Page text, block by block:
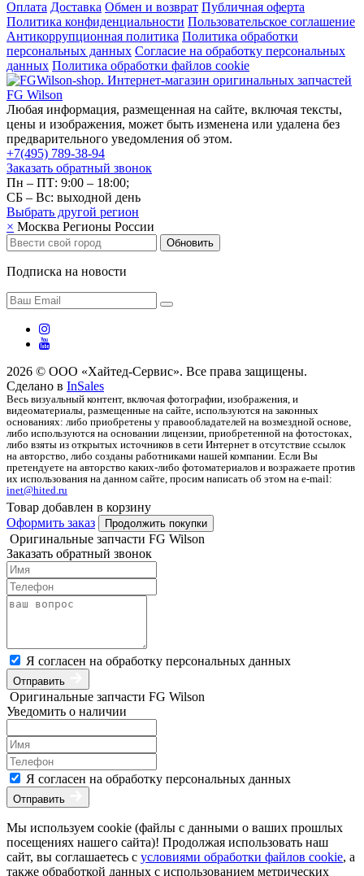
Оплата Доставка Обмен и возврат Публичная оферта
Политика конфиденциальности Пользовательское соглашение
Антикоррупционная политика Политика обработки
персональных данных Согласие на обработку персональных
данных Политика обработки файлов cookie
Любая информация, размещенная на сайте, включая тексты,
цены и изображения, может быть изменена или удалена без
предварительного уведомления об этом.
+7(495) 789-38-94
Заказать обратный звонок
Пн – ПТ: 9:00 – 18:00;
СБ – Вс: выходной день
Выбрать другой регион
× Москва Регионы России
Обновить
Подписка на новости
2026 © ООО «Хайтед-Сервис». Все права защищены.
Сделано в InSales
Весь визуальный контент, включая фотографии, изображения, и
видеоматериалы, размещенные на сайте, используются на законных
основаниях: либо приобретены у правообладателей на возмездной основе,
либо используются на основании лицензии, приобретенной на фотостоках,
либо взяты из открытых источников в сети Интернет в отсутствие ссылок
на авторство, либо созданы работниками нашей компании. Если Вы
претендуете на авторство каких-либо фотоматериалов и возражаете против
их использования на данном сайте, просим написать об этом на e-mail:
inet@hited.ru
Товар добавлен в корзину
Оформить заказ
Продолжить покупки
Оригинальные запчасти FG Wilson
Заказать обратный звонок
Я согласен на обработку персональных данных
Отправить
Оригинальные запчасти FG Wilson
Уведомить о наличии
Я согласен на обработку персональных данных
Отправить
Мы используем cookie (файлы с данными о ваших прошлых
посещениях нашего сайта)! Продолжая использовать наш
сайт, вы соглашаетесь с условиями обработки файлов cookie, а
также обработкой данных с использованием метрических